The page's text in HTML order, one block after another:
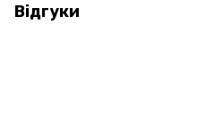
Відгуки